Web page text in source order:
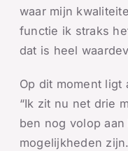
waar mijn
functie ik straks
dat is heel
Op dit moment ligt
“Ik zit nu net drie
ben nog volop
mogelijkheden